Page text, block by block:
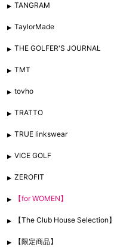
TANGRAM
TaylorMade
THE GOLFER'S JOURNAL
TMT
tovho
TRATTO
TRUE linkswear
VICE GOLF
ZEROFIT
【for WOMEN】
【The Club House Selection】
【限定商品】